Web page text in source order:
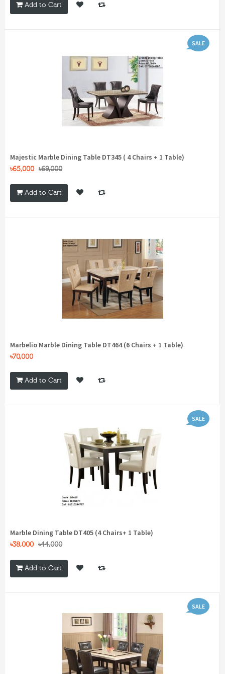
Add to Cart
SALE
Majestic Marble Dining Table DT345 ( 4 Chairs + 1 Table)
৳65,000 ৳69,000
Add to Cart
Marbelio Marble Dining Table DT464 (6 Chairs + 1 Table)
৳70,000
Add to Cart
SALE
Marble Dining Table DT405 (4 Chairs+ 1 Table)
৳38,000 ৳44,000
Add to Cart
SALE